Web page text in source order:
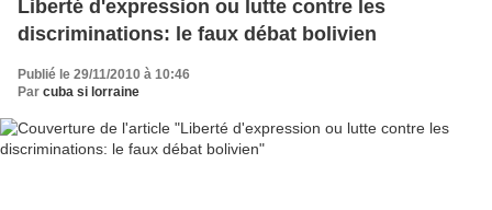
Liberté d'expression ou lutte contre les
discriminations: le faux débat bolivien
Publié le 29/11/2010 à 10:46
Par cuba si lorraine